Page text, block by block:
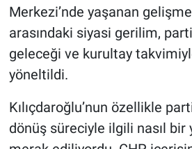
Merkezi’nde yaşanan
arasındaki siyasi gerilim,
geleceği ve kurultay
yöneltildi.
Kılıçdaroğlu’nun özellikle
dönüş süreciyle ilgili nasıl bir